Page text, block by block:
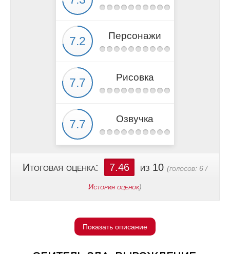
Персонажи
Рисовка
Озвучка
Итоговая оценка: 7.46 из 10 (голосов: 6 /
История оценок)
Показать описание